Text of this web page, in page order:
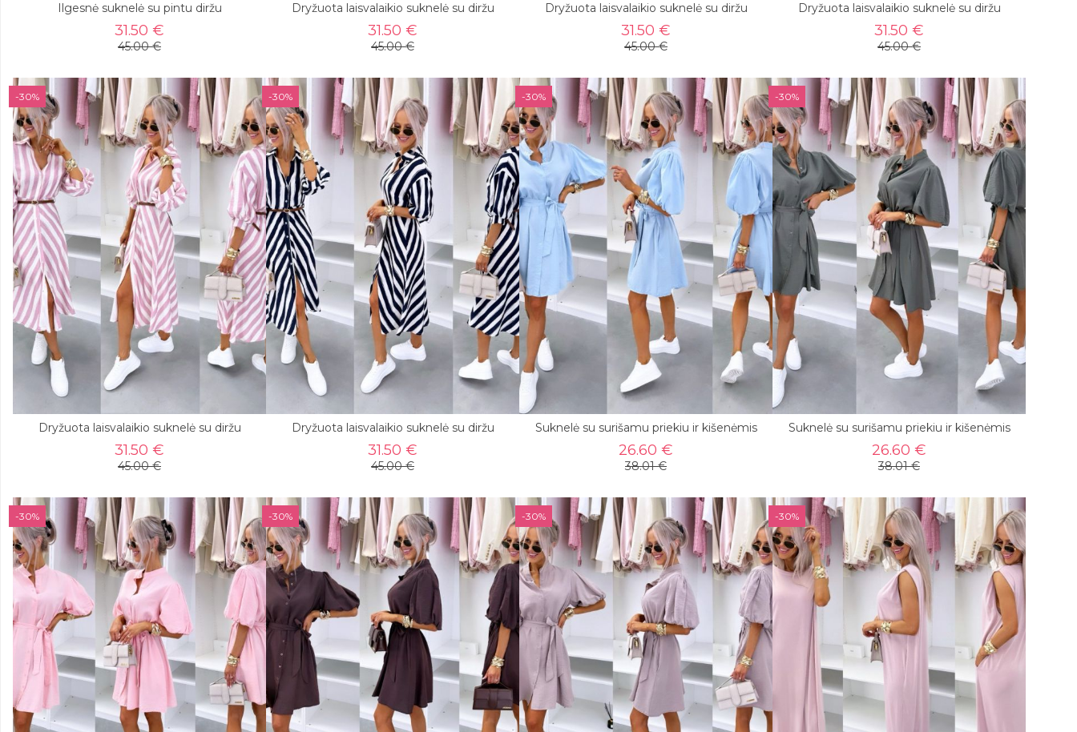
Ilgesnė suknelė su pintu diržu
31.50 €
45.00 €
Dryžuota laisvalaikio suknelė su diržu
31.50 €
45.00 €
Dryžuota laisvalaikio suknelė su diržu
31.50 €
45.00 €
Dryžuota laisvalaikio suknelė su diržu
31.50 €
45.00 €
-30%
Dryžuota laisvalaikio suknelė su diržu
31.50 €
45.00 €
-30%
Dryžuota laisvalaikio suknelė su diržu
31.50 €
45.00 €
-30%
Suknelė su surišamu priekiu ir kišenėmis
26.60 €
38.01 €
-30%
Suknelė su surišamu priekiu ir kišenėmis
26.60 €
38.01 €
-30% -30% -30% -30%